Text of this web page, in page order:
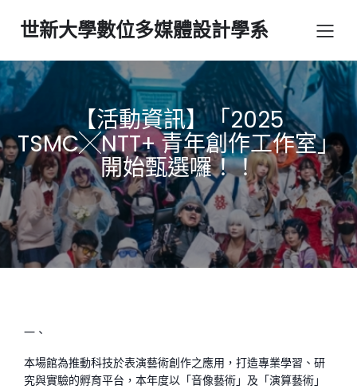
世新大學數位多媒體設計學系
【活動資訊】「2025
TSMC╳NTT+ 青年創作工作室」
開始甄選囉！！
一、
本場館為推動科技於表演藝術創作之應用，打造專業學習、研
究與實驗的孵育平台，本年度以「音像藝術」及「演算藝術」